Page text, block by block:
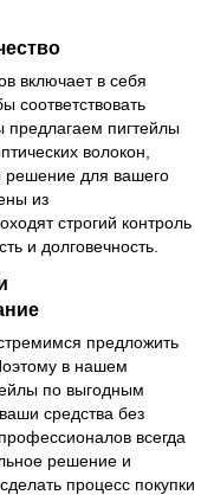
включает в себя
соответствовать
пигтейлы
волокон,
решение для вашего
из
строгий контроль
и долговечность.
предложить
в нашем
по выгодным
средства без
всегда
решение и
процесс покупки